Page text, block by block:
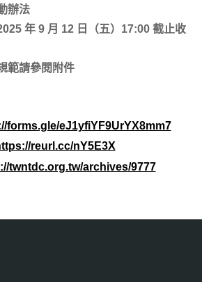
辦法
年 9 月 12 日（五）17:00 截止收
範請參閱附件
forms.gle/eJ1yfiYF9UrYX8mm7
reurl.cc/nY5E3X
twntdc.org.tw/archives/9777